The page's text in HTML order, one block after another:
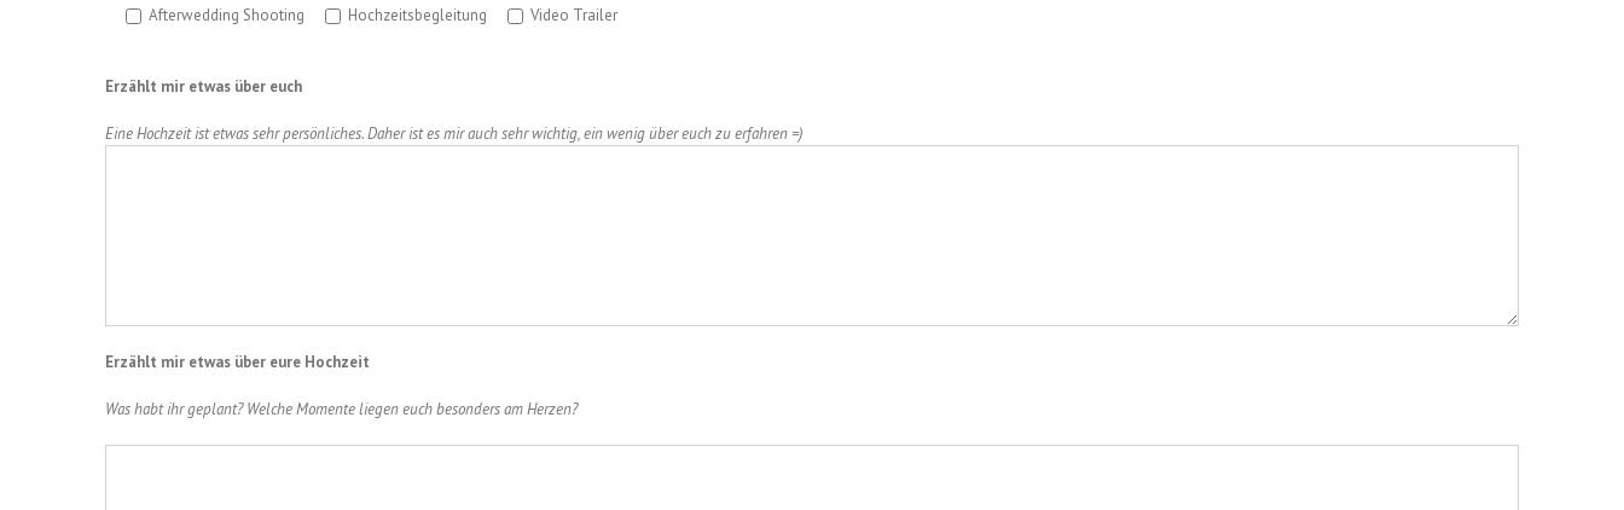
Afterwedding Shooting
Hochzeitsbegleitung Video Trailer
Erzählt mir etwas über euch
Eine Hochzeit ist etwas sehr persönliches. Daher ist es mir auch sehr wichtig, ein wenig über euch zu erfahren =)
Erzählt mir etwas über eure Hochzeit
Was habt ihr geplant? Welche Momente liegen euch besonders am Herzen?